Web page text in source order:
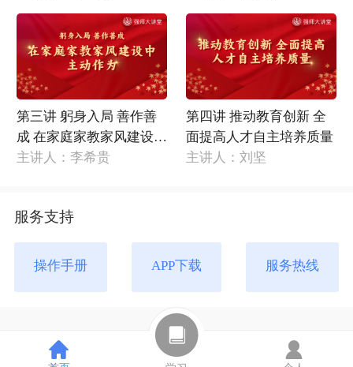
第三讲 躬身入局 善作善
成 在家庭家教家风建设中
主动作为
主讲人：李希贵
第四讲 推动教育创新 全
面提高人才自主培养质量
主讲人：刘坚
服务支持
操作手册 APP下载 服务热线